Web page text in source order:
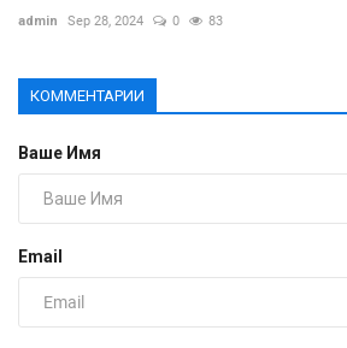
admin Sep 28, 2024 0 83
КОММЕНТАРИИ
Ваше Имя
Email